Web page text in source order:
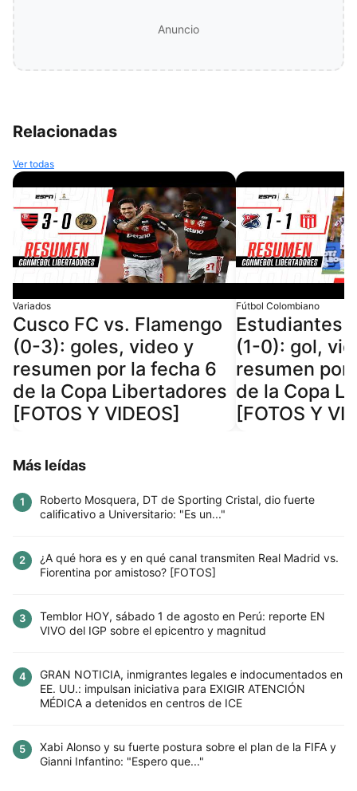
Este sitio utiliza cookies para mejorar la
Anuncio
Relacionadas
Ver todas
Variados
Cusco FC vs. Flamengo
(0-3): goles, video y
resumen por la fecha 6
de la Copa Libertadores
[FOTOS Y VIDEOS]
Fútbol Colombiano
Estudiantes
(1-0): gol,
resumen por
de la Copa
[FOTOS Y
Más leídas
1
Roberto Mosquera, DT de Sporting Cristal, dio fuerte
calificativo a Universitario: "Es un..."
2
¿A qué hora es y en qué canal transmiten Real Madrid vs.
Fiorentina por amistoso? [FOTOS]
3
Temblor HOY, sábado 1 de agosto en Perú: reporte EN
VIVO del IGP sobre el epicentro y magnitud
4
GRAN NOTICIA, inmigrantes legales e indocumentados en
EE. UU.: impulsan iniciativa para EXIGIR ATENCIÓN
MÉDICA a detenidos en centros de ICE
5
Xabi Alonso y su fuerte postura sobre el plan de la FIFA y
Gianni Infantino: "Espero que..."